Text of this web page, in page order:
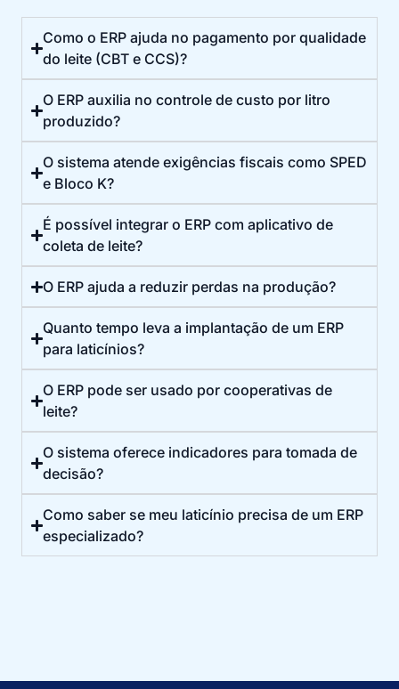
Como o ERP ajuda no pagamento por qualidade
do leite (CBT e CCS)?
O ERP auxilia no controle de custo por litro
produzido?
O sistema atende exigências fiscais como SPED
e Bloco K?
É possível integrar o ERP com aplicativo de
coleta de leite?
O ERP ajuda a reduzir perdas na produção?
Quanto tempo leva a implantação de um ERP
para laticínios?
O ERP pode ser usado por cooperativas de
leite?
O sistema oferece indicadores para tomada de
decisão?
Como saber se meu laticínio precisa de um ERP
especializado?